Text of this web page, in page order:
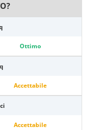
Ottimo
Accettabile
Accettabile